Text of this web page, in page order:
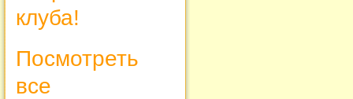
клуба!
Посмотреть
все